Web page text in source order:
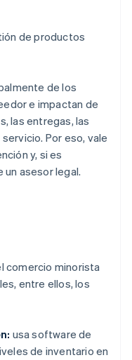
de productos
de los
e impactan de
las entregas, las
Por eso, vale
y, si es
un asesor legal.
comercio minorista
entre ellos, los
usa software de
de inventario en